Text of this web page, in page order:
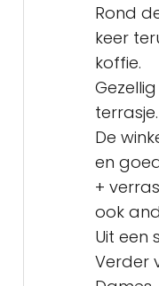
Rond
keer
koffie.
terrasje.
De
en
+
ook
Uit een
Verder